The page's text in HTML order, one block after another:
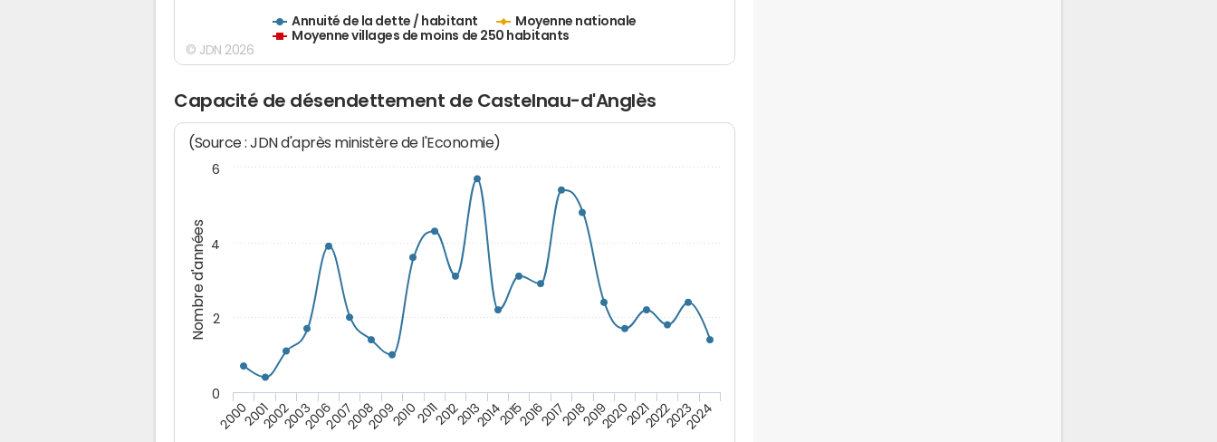
Annuité de la dette / habitant
Moyenne nationale
Moyenne villages de moins de 250 habitants
© JDN 2026
Capacité de désendettement de Castelnau-d'Anglès
Nombre d'années
(Source : JDN d'après ministère de l'Economie)
20002001200220032006200720082009201020112012201320142015201620172018201920202021202220232024
0
2
4
6